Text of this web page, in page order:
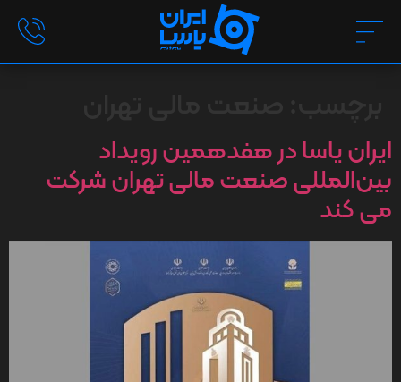
ایران یاسا در هفدهمین رویداد
بین‌المللی صنعت مالی تهران شرکت
می کند